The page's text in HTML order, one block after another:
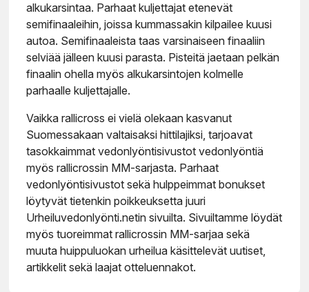
alkukarsintaa. Parhaat kuljettajat etenevät
semifinaaleihin, joissa kummassakin kilpailee kuusi
autoa. Semifinaaleista taas varsinaiseen finaaliin
selviää jälleen kuusi parasta. Pisteitä jaetaan pelkän
finaalin ohella myös alkukarsintojen kolmelle
parhaalle kuljettajalle.
Vaikka rallicross ei vielä olekaan kasvanut
Suomessakaan valtaisaksi hittilajiksi, tarjoavat
tasokkaimmat vedonlyöntisivustot vedonlyöntiä
myös rallicrossin MM-sarjasta. Parhaat
vedonlyöntisivustot sekä hulppeimmat bonukset
löytyvät tietenkin poikkeuksetta juuri
Urheiluvedonlyönti.netin sivuilta. Sivuiltamme löydät
myös tuoreimmat rallicrossin MM-sarjaa sekä
muuta huippuluokan urheilua käsittelevät uutiset,
artikkelit sekä laajat otteluennakot.